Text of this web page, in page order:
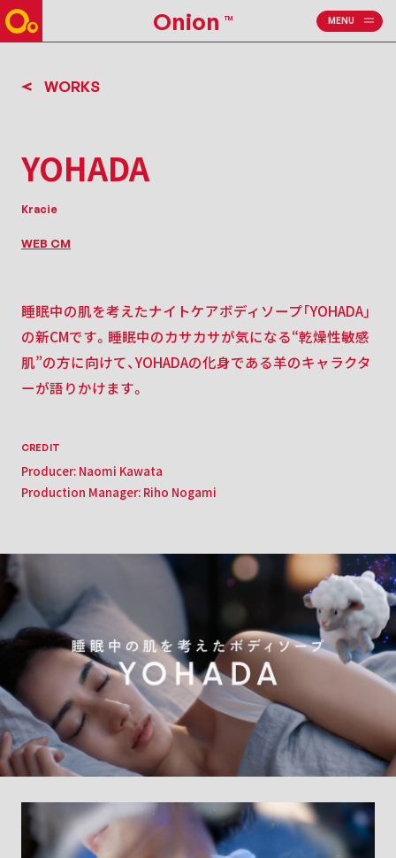
Onion TM
MENU
WORKS
YOHADA
Kracie
WEB CM
睡眠中の肌を考えたナイトケアボディソープ「YOHADA」
の新CMです。 睡眠中のカサカサが気になる“乾燥性敏感
肌”の方に向けて、YOHADAの化身である羊のキャラクタ
ーが語りかけます。
CREDIT
Producer: Naomi Kawata
Production Manager: Riho Nogami